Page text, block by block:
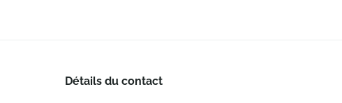
Détails du contact